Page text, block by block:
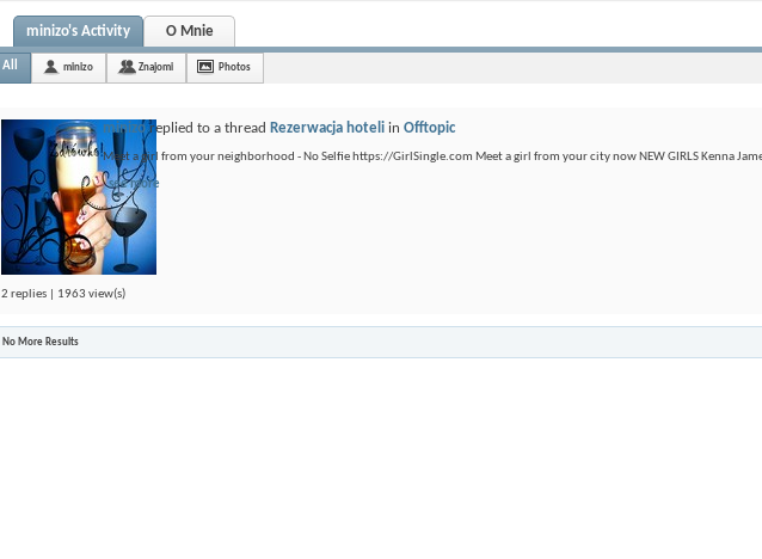
minizo's Activity O Mnie
All minizo Znajomi Photos
minizoreplied to a thread Rezerwacja hoteli in Offtopic
Meet a girl from your neighborhood - No Selfie https://GirlSingle.com Meet a girl from your city now NEW GIRLS Kenna
see more
2 replies | 1963 view(s)
No More Results